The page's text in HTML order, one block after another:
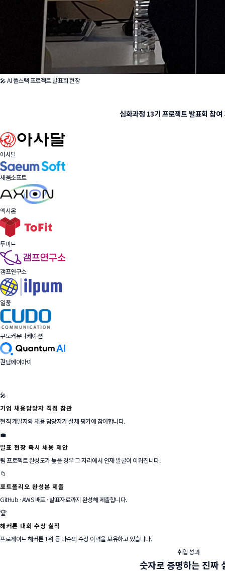
🎤 AI 풀스택 프로젝트 발표회 현장
심화과정 13기 프로젝트 발표회참여
아사달
새움소프트
엑시온
투피트
갬프연구소
일품
쿠도커뮤니케이션
퀀텀에이아이
🎤
기업 채용담당자 직접 참관
현직 개발자와 채용 담당자가 실제 평가에 참여합니다.
💼
발표 현장 즉시 채용 제안
팀 프로젝트 완성도가 높을 경우 그 자리에서 인재 발굴이 이뤄집니다.
📁
포트폴리오 완성본 제출
GitHub · AWS 배포 · 발표자료까지 완성해 제출합니다.
🏆
해커톤 대회 수상 실적
프로게이트 해커톤 1위 등 다수의 수상 이력을 보유하고 있습니다.
취업 성과
숫자로 증명하는 진짜